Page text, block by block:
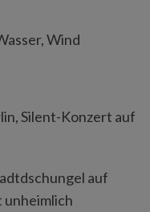
Wind
Silent-Konzert auf
auf
unheimlich